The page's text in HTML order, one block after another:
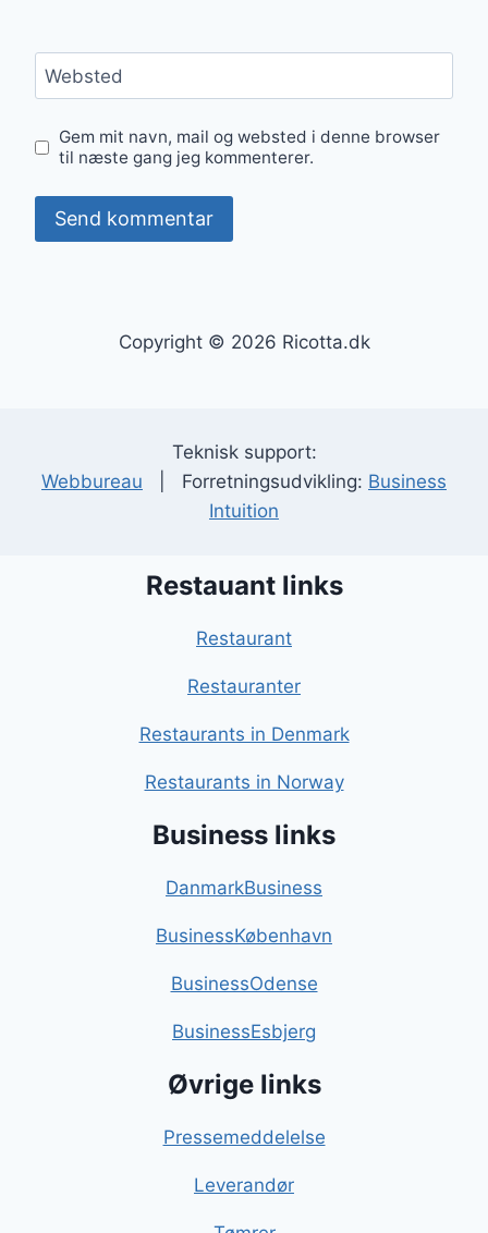
Websted
Gem mit navn, mail og websted i denne browser
til næste gang jeg kommenterer.
Copyright © 2026 Ricotta.dk
Teknisk support:
Webbureau | Forretningsudvikling: Business
Intuition
Restauant links
Restaurant
Restauranter
Restaurants in Denmark
Restaurants in Norway
Business links
DanmarkBusiness
BusinessKøbenhavn
BusinessOdense
BusinessEsbjerg
Øvrige links
Pressemeddelelse
Leverandør